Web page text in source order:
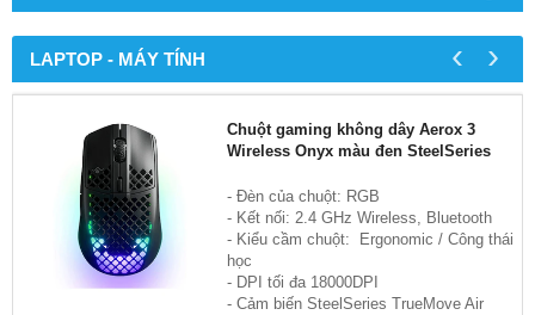
LAPTOP - MÁY TÍNH
Chuột gaming không dây Aerox 3
Wireless Onyx màu đen SteelSeries
- Đèn của chuột: RGB
- Kết nối: 2.4 GHz Wireless, Bluetooth
- Kiểu cầm chuột: Ergonomic / Công thái
học
- DPI tối đa 18000DPI
- Cảm biến SteelSeries TrueMove Air
‹ ›